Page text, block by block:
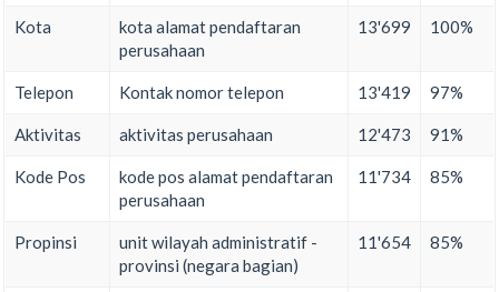
Kota
kota alamat pendaftaran
perusahaan
13'699 100%
Telepon Kontak nomor telepon 13'419 97%
Aktivitas aktivitas perusahaan 12'473 91%
Kode Pos
kode pos alamat pendaftaran
perusahaan
11'734 85%
Propinsi
unit wilayah administratif -
provinsi (negara bagian)
11'654 85%